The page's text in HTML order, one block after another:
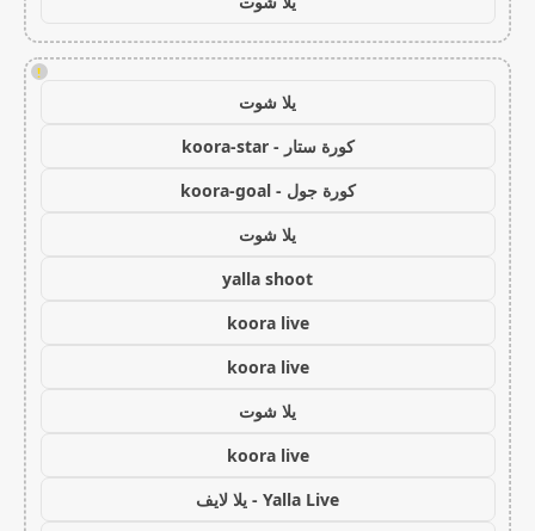
!
يلا شوت
كورة ستار - koora-star
كورة جول - koora-goal
يلا شوت
yalla shoot
koora live
koora live
يلا شوت
koora live
Yalla Live - يلا لايف